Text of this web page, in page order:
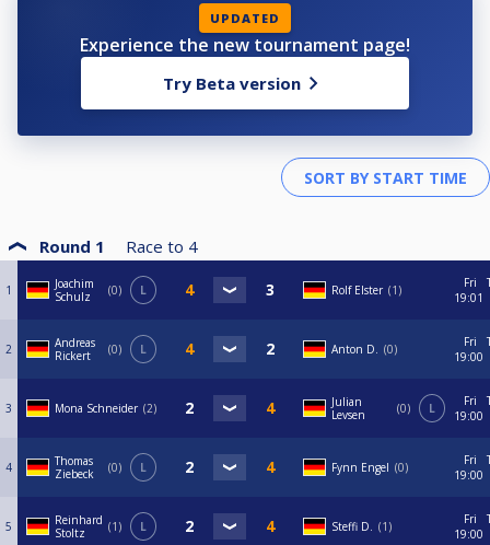
UPDATED
Experience the new tournament page!
Try Beta version
Round 1 Race to 4
1
Joachim
Schulz
0 L Rolf Elster 1
Fri
19:01
2
Andreas
Rickert
0 L Anton D. 0
Fri
19:00
3 Mona Schneider 2
Julian
Levsen
0 L
Fri
19:00
4
Thomas
Ziebeck
0 L Fynn Engel 0
Fri
19:00
5
Reinhard
Stoltz
1 L Steffi D. 1
Fri
19:00